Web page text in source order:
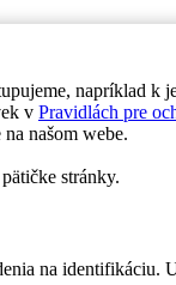
napríklad
v Pravidlách pre
našom webe.
stránky.
na identifikáciu.